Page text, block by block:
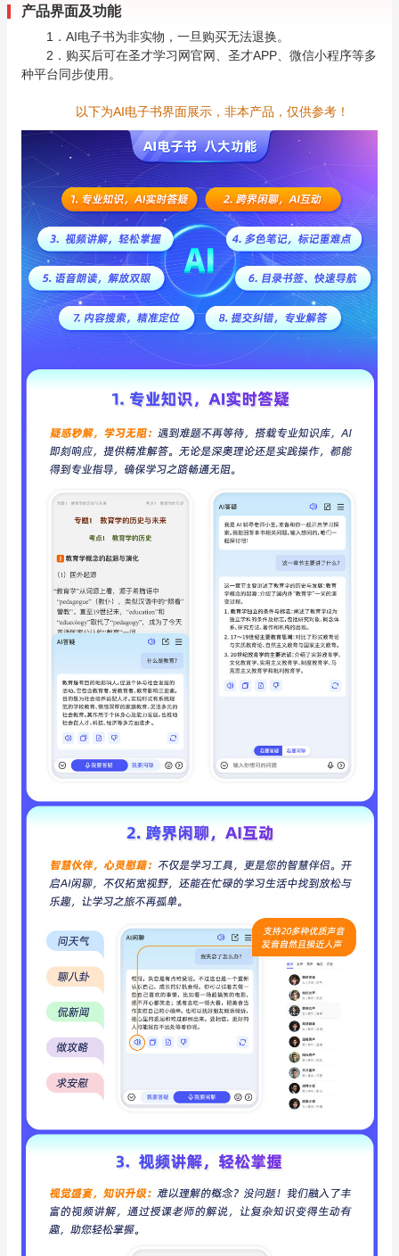
产品界面及功能
1．AI电子书为非实物，一旦购买无法退换。
2．购买后可在圣才学习网官网、圣才APP、微信小程序等多
种平台同步使用。
以下为AI电子书界面展示，非本产品，仅供参考！